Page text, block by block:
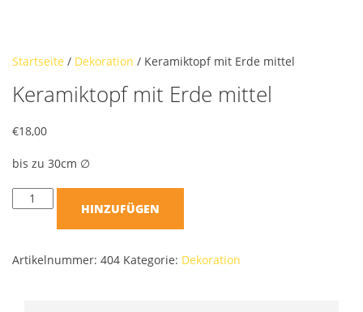
Startseite / Dekoration / Keramiktopf mit Erde mittel
Keramiktopf mit Erde mittel
€18,00
bis zu 30cm ∅
HINZUFÜGEN
Artikelnummer: 404 Kategorie: Dekoration